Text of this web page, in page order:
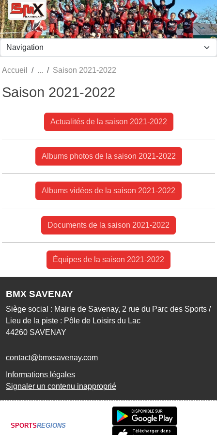
Accueil Saison 2021-2022
Saison 2021-2022
Actualités de la saison 2021-2022
Albums photos de la saison 2021-2022
Albums vidéos de la saison 2021-2022
Documents de la saison 2021-2022
Équipes de la saison 2021-2022
BMX SAVENAY
Siège social : Mairie de Savenay, 2 rue du Parc des Sports /
Lieu de la piste : Pôle de Loisirs du Lac
44260 SAVENAY
contact@bmxsavenay.com
Informations légales
Signaler un contenu inapproprié
SPORTSREGIONS
Panneau de gestion des cookies